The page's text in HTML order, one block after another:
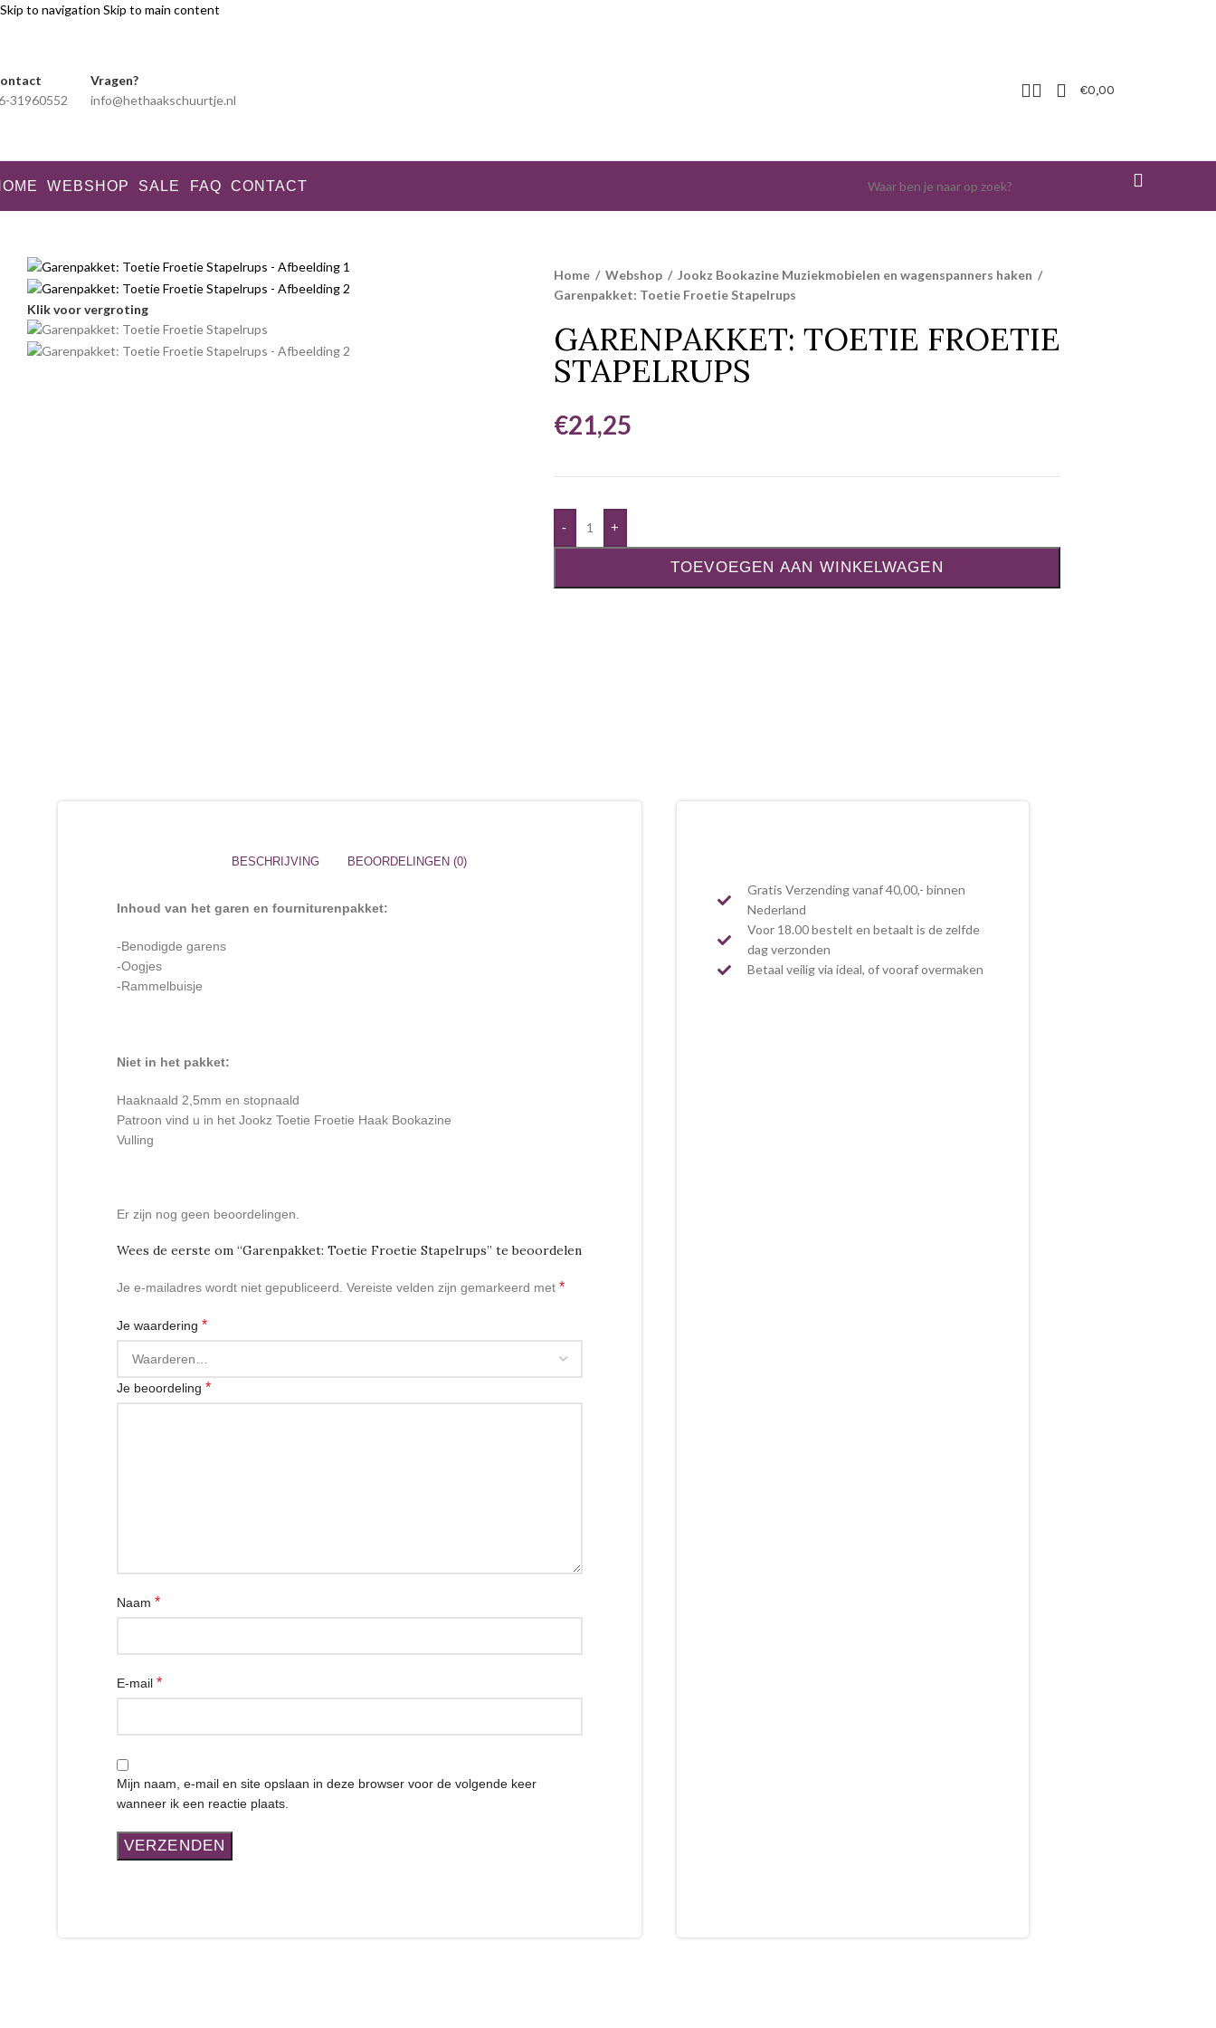
Skip to navigation Skip to main content
31960552
Vragen?
info@hethaakschuurtje.nl
€0,00
WEBSHOP SALE FAQ CONTACT
Klik voor vergroting
Home / Webshop / Jookz Bookazine Muziekmobielen en wagenspanners haken /
Garenpakket: Toetie Froetie Stapelrups
GARENPAKKET: TOETIE FROETIE
STAPELRUPS
€21,25
- +
TOEVOEGEN AAN WINKELWAGEN
BESCHRIJVING BEOORDELINGEN (0)
Inhoud van het garen en fourniturenpakket:
-Benodigde garens
-Oogjes
-Rammelbuisje
Niet in het pakket:
Haaknaald 2,5mm en stopnaald
Patroon vind u in het Jookz Toetie Froetie Haak Bookazine
Vulling
Er zijn nog geen beoordelingen.
Wees de eerste om “Garenpakket: Toetie Froetie Stapelrups” te beoordelen
Je e-mailadres wordt niet gepubliceerd. Vereiste velden zijn gemarkeerd met *
Je waardering *
Je beoordeling *
Naam *
E-mail *
Mijn naam, e-mail en site opslaan in deze browser voor de volgende keer
wanneer ik een reactie plaats.
Gratis Verzending vanaf 40,00,- binnen
Nederland
Voor 18.00 bestelt en betaalt is de zelfde
dag verzonden
Betaal veilig via ideal, of vooraf overmaken